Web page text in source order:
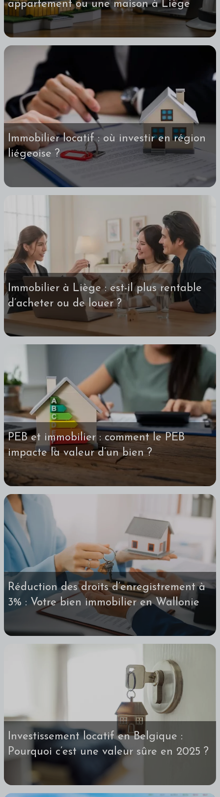
appartement ou une maison à Liège
Immobilier locatif : où investir en région
liégeoise ?
Immobilier à Liège : est-il plus rentable
d’acheter ou de louer ?
PEB et immobilier : comment le PEB
impacte la valeur d’un bien ?
Réduction des droits d’enregistrement à
3% : Votre bien immobilier en Wallonie
Investissement locatif en Belgique :
Pourquoi c’est une valeur sûre en 2025 ?